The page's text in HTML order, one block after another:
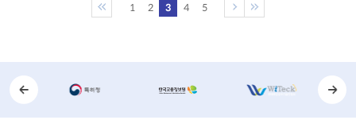
1 2 3 4 5